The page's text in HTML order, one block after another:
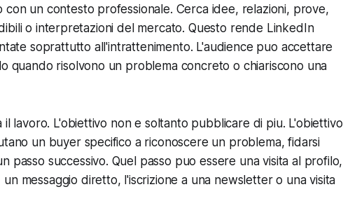
con un contesto professionale. Cerca idee, relazioni, prove,
o interpretazioni del mercato. Questo rende LinkedIn
soprattutto all'intrattenimento. L'audience puo accettare
quando risolvono un problema concreto o chiariscono una
il lavoro. L'obiettivo non e soltanto pubblicare di piu. L'obiettivo
un buyer specifico a riconoscere un problema, fidarsi
passo successivo. Quel passo puo essere una visita al profilo,
messaggio diretto, l'iscrizione a una newsletter o una visita